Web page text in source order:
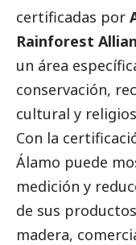
certificadas por
Rainforest
un área
conservación,
cultural y
Con la
Álamo puede
medición y
de sus
madera,